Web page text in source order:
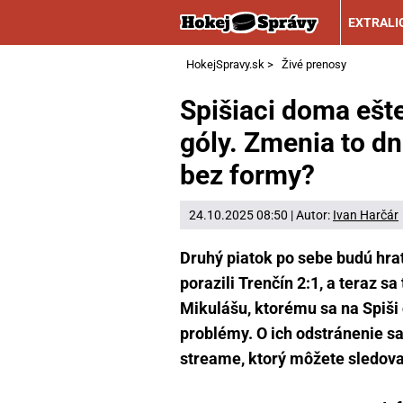
HokejSpravy.sk > Živé prenosy
Spišiaci doma
góly. Zmenia to
bez formy?
24.10.2025 08:50 | Autor: Ivan Harčár
Druhý piatok po sebe budú
porazili Trenčín 2:1, a teraz
Mikulášu, ktorému sa na
problémy. O ich odstránenie
streame, ktorý môžete